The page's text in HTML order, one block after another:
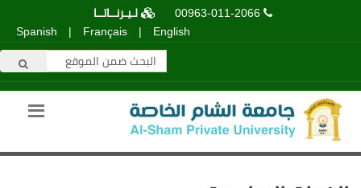
00963-011-2066
لـيـرنــاتــا
English
|
Français
|
Spanish